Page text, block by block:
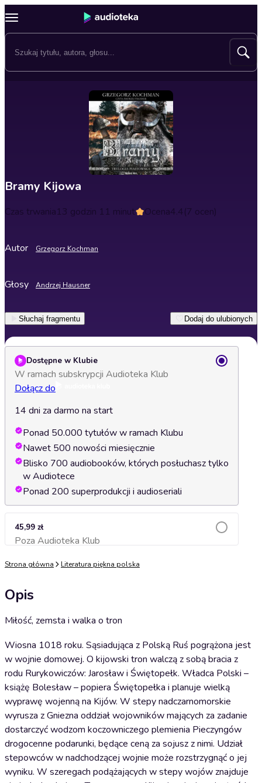
Bramy Kijowa
Czas trwania13 godzin 11 minut Ocena4.4(7 ocen)
Autor Grzegorz Kochman
Głosy Andrzej Hausner
Słuchaj fragmentu Dodaj do ulubionych
Dostępne w Klubie
W ramach subskrypcji Audioteka Klub
Dołącz do
14 dni za darmo na start
Ponad 50.000 tytułów w ramach Klubu
Nawet 500 nowości miesięcznie
Blisko 700 audiobooków, których posłuchasz tylko
w Audiotece
Ponad 200 superprodukcji i audioseriali
45,99 zł
Poza Audioteka KlubDodaj do koszyka
Strona główna Literatura piękna polska
Opis
Miłość, zemsta i walka o tron
Wiosna 1018 roku. Sąsiadująca z Polską Ruś pogrążona jest
w wojnie domowej. O kijowski tron walczą z sobą bracia z
rodu Rurykowiczów: Jarosław i Świętopełk. Władca Polski –
książę Bolesław – popiera Świętopełka i planuje wielką
wyprawę wojenną na Kijów. W stepy nadczarnomorskie
wyrusza z Gniezna oddział wojowników mających za zadanie
dostarczyć wodzom koczowniczego plemienia Pieczyngów
drogocenne podarunki, będące ceną za sojusz z nimi. Udział
stepowców w nadchodzącej wojnie może rozstrzygnąć o jej
wyniku. W szeregach podążających w stepy wojów znajduje